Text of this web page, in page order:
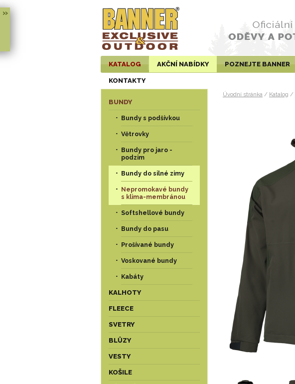
»
KATALOG AKČNÍ NABÍDKY POZNEJTE BANNER
KONTAKTY
BUNDY
Bundy s podšívkou
Větrovky
Bundy pro jaro -
podzim
Bundy do silné zimy
Nepromokavé bundy
s klima-membránou
Softshellové bundy
Bundy do pasu
Prošívané bundy
Voskované bundy
Kabáty
KALHOTY
FLEECE
SVETRY
BLŮZY
VESTY
KOŠILE
Úvodní stránka / Katalog /